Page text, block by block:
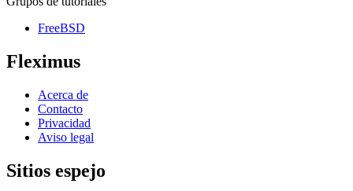
FreeBSD
Fleximus
Acerca de
Contacto
Privacidad
Aviso legal
Sitios espejo